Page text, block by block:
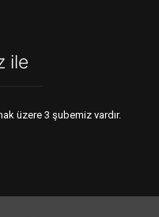
ile
üzere 3 şubemiz vardır.